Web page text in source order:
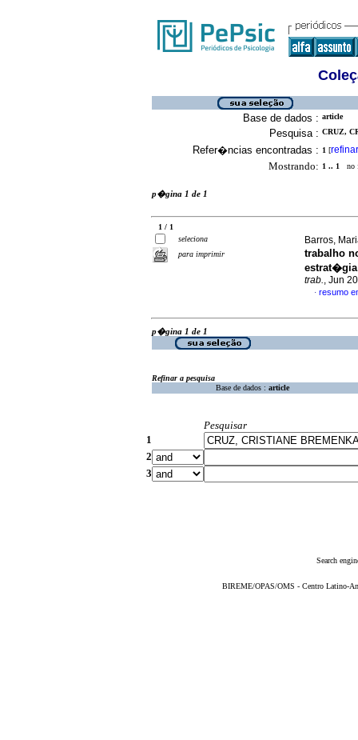
Base de dados : article
Pesquisa : CRUZ,
Refer�ncias encontradas : 1 [refinar
Mostrando: 1 .. 1 no
p�gina 1 de 1
1 / 1
seleciona
para imprimir
Barros,
trabalho
trab., Jun
· resumo
p�gina 1 de 1
Refinar a pesquisa
Base de dados : article
Pesquisar
1
2
3
Search
BIREME/OPAS/OMS - Centro Latino-